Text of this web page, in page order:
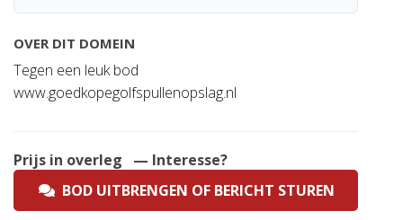
OVER DIT DOMEIN
Tegen een leuk bod
www.goedkopegolfspullenopslag.nl
Prijs in overleg
— Interesse?
BOD UITBRENGEN OF BERICHT STUREN